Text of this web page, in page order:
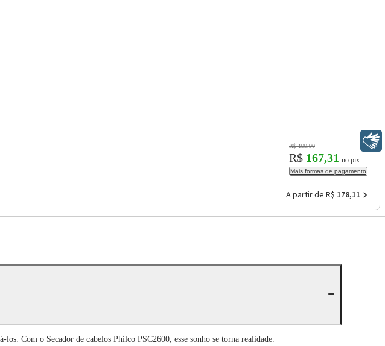
R$ 199,90
R$ 167,31 no pix
Mais formas de pagamento
A partir de R$ 178,11
Com o Secador de cabelos Philco PSC2600, esse sonho se torna realidade.